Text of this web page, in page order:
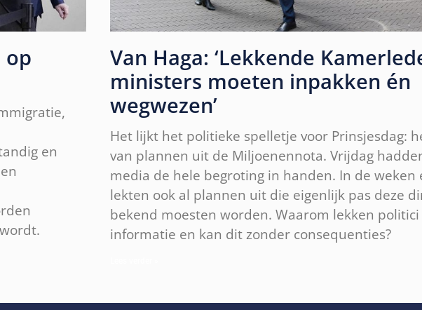
op
en
Van Haga: ‘Lekkende
ministers moeten inpakken én
wegwezen’
Het lijkt het politieke spelletje voor Prinsjesdag:
van plannen uit de Miljoenennota. Vrijdag
media de hele begroting in handen. In de weken
lekten ook al plannen uit die eigenlijk pas deze
bekend moesten worden. Waarom lekken politici
informatie en kan dit zonder consequenties?